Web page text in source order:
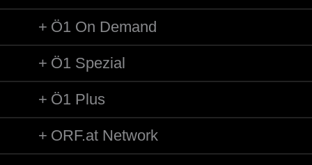
Ö1 On Demand
Ö1 Spezial
Ö1 Plus
ORF.at Network